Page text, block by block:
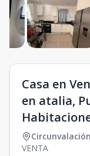
Casa en
en atalia,
VENTA